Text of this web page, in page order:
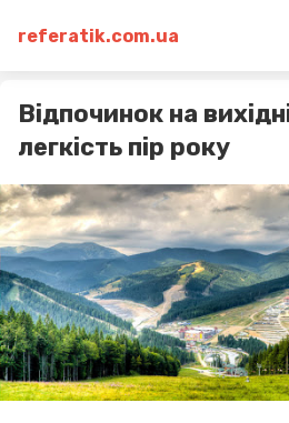
referatik.com.ua
Відпочинок на
легкість пір року